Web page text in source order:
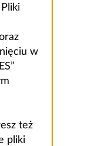
w
też
pliki